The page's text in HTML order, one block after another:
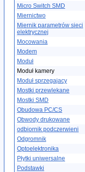
Micro Switch SMD
Miernictwo
Miernik parametrów sieci
elektrycznej
Mocowania
Modem
Moduł
Moduł kamery
Moduł sprzegajacy
Mostki przewlekane
Mostki SMD
Obudowa PC/CS
Obwody drukowane
odbiornik podczerwieni
Odgromnik
Optoelektronika
Płytki uniwersalne
Podstawki